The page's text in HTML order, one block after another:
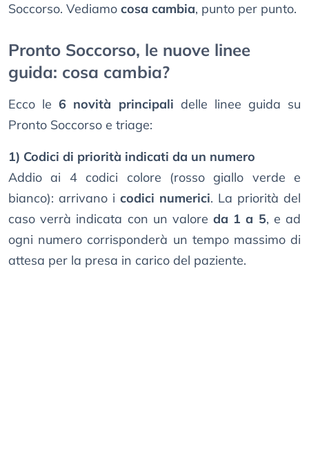
Soccorso. Vediamo cosa cambia, punto per punto.
Pronto Soccorso, le nuove linee
guida: cosa cambia?
Ecco le6 novità principali delle linee guida su
Pronto Soccorso e triage:
1) Codici di priorità indicati da un numero
Addio ai 4 codici colore (rosso giallo verde e
bianco): arrivano i codici numerici. La priorità del
caso verrà indicata con un valoreda 1 a 5, e ad
ogni numero corrisponderà un tempo massimo di
attesa per la presa in carico del paziente.